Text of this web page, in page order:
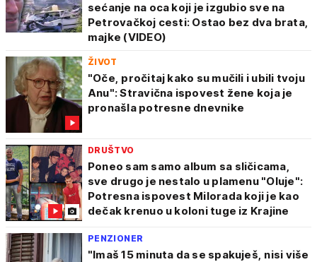
sećanje na oca koji je izgubio sve na
Petrovačkoj cesti: Ostao bez dva brata,
majke (VIDEO)
ŽIVOT
"Oče, pročitaj kako su mučili i ubili tvoju
Anu": Stravična ispovest žene koja je
pronašla potresne dnevnike
DRUŠTVO
Poneo sam samo album sa sličicama,
sve drugo je nestalo u plamenu "Oluje":
Potresna ispovest Milorada koji je kao
dečak krenuo u koloni tuge iz Krajine
PENZIONER
"Imaš 15 minuta da se spakuješ, nisi više